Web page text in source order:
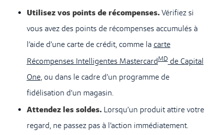
Utilisez vos points de récompenses. Vérifiez si
vous avez des points de récompenses accumulés à
l’aide d’une carte de crédit, comme la carte
Récompenses Intelligentes MastercardMDde Capital
One, ou dans le cadre d’un programme de
fidélisation d’un magasin.
Attendez les soldes.Lorsqu’un produit attire votre
regard, ne passez pas à l’action immédiatement.